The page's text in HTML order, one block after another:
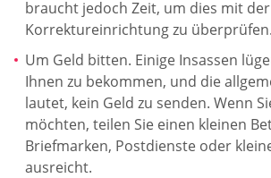
braucht jedoch Zeit, um dies mit der
Korrektureinrichtung zu überprüfen.
Um Geld bitten. Einige Insassen
Ihnen zu bekommen, und die
lautet, kein Geld zu senden. Wenn
möchten, teilen Sie einen kleinen
Briefmarken, Postdienste oder
ausreicht.